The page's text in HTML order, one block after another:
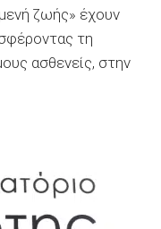
ζωής» έχουν
τη
ασθενείς, στην